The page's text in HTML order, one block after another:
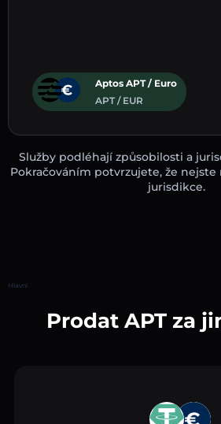
Aptos APT / Euro
APT / EUR
Služby podléhají způsobilosti a
Pokračováním potvrzujete, že
jurisdikce.
Hlavní
Prodat APT za